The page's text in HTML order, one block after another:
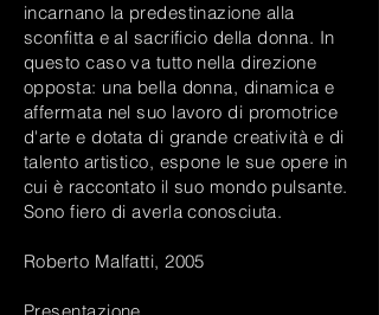
incarnano la predestinazione alla
sconfitta e al sacrificio della donna. In
questo caso va tutto nella direzione
opposta: una bella donna, dinamica e
affermata nel suo lavoro di promotrice
d'arte e dotata di grande creatività e di
talento artistico, espone le sue opere in
cui è raccontato il suo mondo pulsante.
Sono fiero di averla conosciuta.
Roberto Malfatti, 2005